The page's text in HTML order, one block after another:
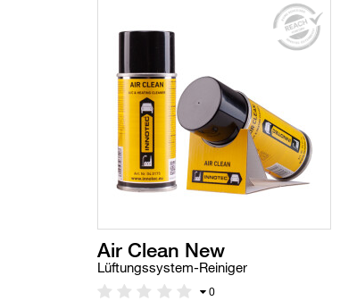
Air Clean New
Lüftungssystem-Reiniger
0